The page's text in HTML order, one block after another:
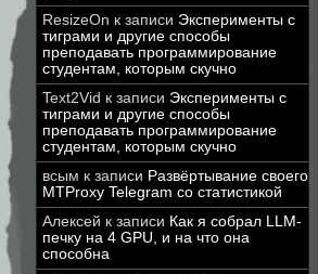
ResizeOn к записи Эксперименты с
тиграми и другие способы
преподавать программирование
студентам, которым скучно
Text2Vid к записи Эксперименты с
тиграми и другие способы
преподавать программирование
студентам, которым скучно
всым к записи Развёртывание своего
MTProxy Telegram со статистикой
Алексей к записи Как я собрал LLM-
печку на 4 GPU, и на что она
способна